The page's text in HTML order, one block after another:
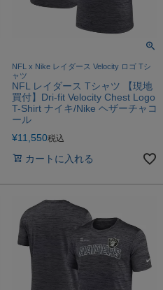
NFL x Nike レイダース Velocity ロゴ Tシ
ャツ
NFL レイダース Tシャツ 【現地
買付】Dri-fit Velocity Chest Logo
T-Shirt ナイキ/Nike ヘザーチャコ
ール
¥11,550税込
カートに入れる